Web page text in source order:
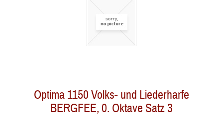
Optima 1150 Volks- und Liederharfe
BERGFEE, 0. Oktave Satz 3